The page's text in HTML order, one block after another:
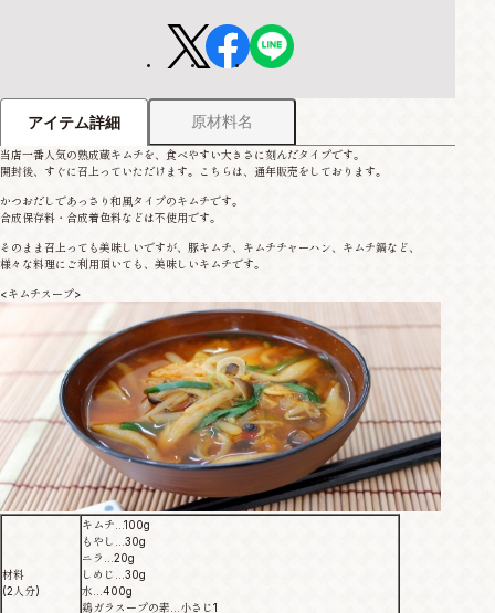
アイテム詳細 原材料名
当店一番人気の熟成蔵キムチを、食べやすい大きさに刻んだタイプです。
開封後、すぐに召上っていただけます。こちらは、通年販売をしております。
かつおだしであっさり和風タイプのキムチです。
合成保存料・合成着色料などは不使用です。
そのまま召上っても美味しいですが、豚キムチ、キムチチャーハン、キムチ鍋など、
様々な料理にご利用頂いても、美味しいキムチです。
<キムチスープ>
材料
(2人分)
キムチ…100g
もやし…30g
ニラ…20g
しめじ…30g
水…400g
鶏ガラスープの素…小さじ1